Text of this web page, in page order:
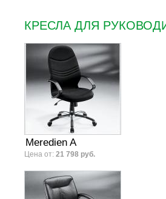
КРЕСЛА ДЛЯ
Meredien A
Цена от: 21 798 руб.